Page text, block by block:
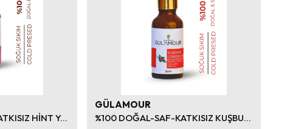
%100 DOĞAL-SAF-KATKISIZ HİNT YAĞI 50ML
GÜLAMOUR
%100 DOĞAL-SAF-KATKISIZ KUŞBURNU ÇEKİRDEĞİ YAĞI 30ML